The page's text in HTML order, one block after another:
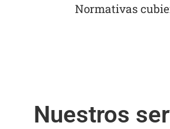
Normativas
Nuestros